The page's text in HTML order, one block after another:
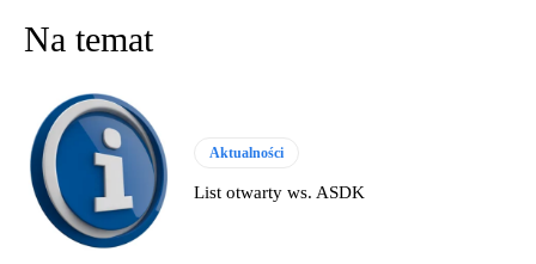
Na temat
Aktualności
List otwarty ws. ASDK